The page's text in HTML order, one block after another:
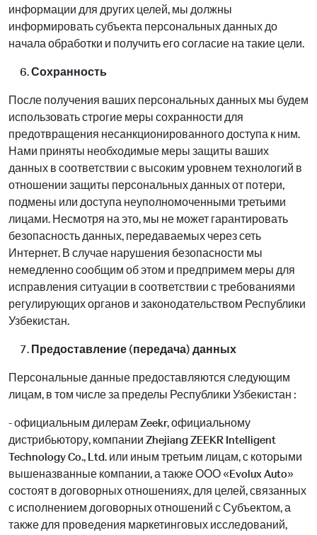
информации для других целей, мы должны
информировать субъекта персональных данных до
начала обработки и получить его согласие на такие цели.
Сохранность
После получения ваших персональных данных мы будем
использовать строгие меры сохранности для
предотвращения несанкционированного доступа к ним.
Нами приняты необходимые меры защиты ваших
данных в соответствии с высоким уровнем технологий в
отношении защиты персональных данных от потери,
подмены или доступа неуполномоченными третьими
лицами. Несмотря на это, мы не может гарантировать
безопасность данных, передаваемых через сеть
Интернет. В случае нарушения безопасности мы
немедленно сообщим об этом и предпримем меры для
исправления ситуации в соответствии с требованиями
регулирующих органов и законодательством Республики
Узбекистан.
Предоставление (передача) данных
Персональные данные предоставляются следующим
лицам, в том числе за пределы Республики Узбекистан :
- официальным дилерам Zeekr, официальному
дистрибьютору, компании Zhejiang ZEEKR Intelligent
Technology Co., Ltd. или иным третьим лицам, с которыми
вышеназванные компании, а также ООО «Evolux Auto»
состоят в договорных отношениях, для целей, связанных
с исполнением договорных отношений с Субъектом, а
также для проведения маркетинговых исследований,